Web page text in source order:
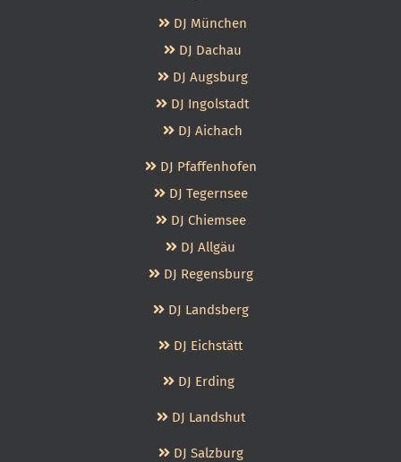
DJ München
DJ Dachau
DJ Augsburg
DJ Ingolstadt
DJ Aichach
DJ Pfaffenhofen
DJ Tegernsee
DJ Chiemsee
DJ Allgäu
DJ Regensburg
DJ Landsberg
DJ Eichstätt
DJ Erding
DJ Landshut
DJ Salzburg